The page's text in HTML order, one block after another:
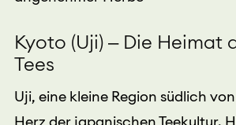
Kyoto (Uji) – Die Heimat
Tees
Uji, eine kleine Region südlich